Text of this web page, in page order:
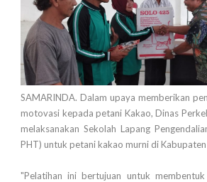
SAMARINDA. Dalam upaya memberikan
motovasi kepada petani Kakao, Dinas
melaksanakan Sekolah Lapang
PHT) untuk petani kakao murni di Kabupaten
"Pelatihan ini bertujuan untuk